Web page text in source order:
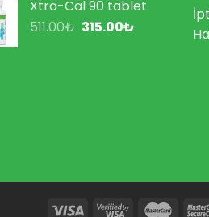
900.00₺.fiyat:
560.00₺.
Xtra-Cal 90 tablet
511.00₺ Orijinal
315.00₺Şu